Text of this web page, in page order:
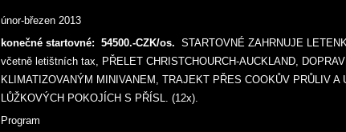
únor-březen 2013
konečné startovné: 54500.-CZK/os. STARTOVNÉ ZAHRNUJE
včetně letištních tax, PŘELET CHRISTCHOURCH-AUCKLAND,
KLIMATIZOVANÝM MINIVANEM, TRAJEKT PŘES COOKŮV PRŮLIV
LŮŽKOVÝCH POKOJÍCH S PŘÍSL. (12x).
Program